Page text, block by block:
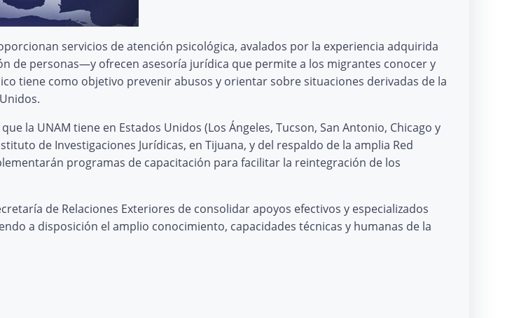
servicios de atención psicológica, avalados por la experiencia adquirida
de personas—y ofrecen asesoría jurídica que permite a los migrantes conocer y
tiene como objetivo prevenir abusos y orientar sobre situaciones derivadas de la
la UNAM tiene en Estados Unidos (Los Ángeles, Tucson, San Antonio, Chicago y
de Investigaciones Jurídicas, en Tijuana, y del respaldo de la amplia Red
programas de capacitación para facilitar la reintegración de los
de Relaciones Exteriores de consolidar apoyos efectivos y especializados
a disposición el amplio conocimiento, capacidades técnicas y humanas de la